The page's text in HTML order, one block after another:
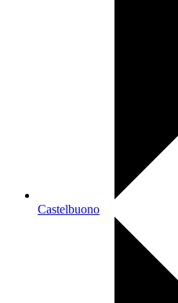
Castelbuono